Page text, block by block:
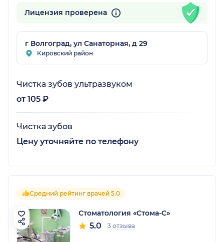
Лицензия проверена
г Волгоград, ул Санаторная, д 29
Кировский район
Чистка зубов ультразвуком
от 105 ₽
Чистка зубов
Цену уточняйте по телефону
Средний рейтинг врачей 5.0
Стоматология «Стома-С»
5.0 3 отзыва